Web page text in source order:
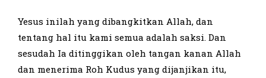
Yesus inilah yang dibangkitkan Allah, dan
tentang hal itu kami semua adalah saksi. Dan
sesudah Ia ditinggikan oleh tangan kanan Allah
dan menerima Roh Kudus yang dijanjikan itu,